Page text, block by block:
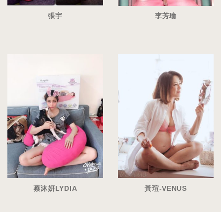
張宇 李芳瑜
蔡沐妍LYDIA 黃瑄-VENUS